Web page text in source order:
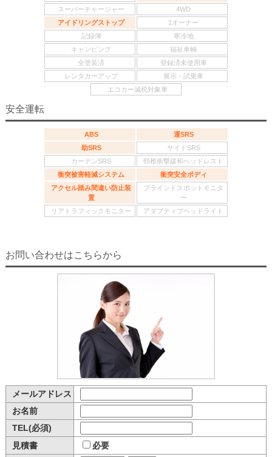
スーパーチャージャー
4WD
アイドリングストップ
1オーナー
記録簿
寒冷地
キャンピング
福祉車輌
全塗装済
登録済未使用車
レンタカーアップ
展示・試乗車
エコカー減税対象車
安全運転
ABS
運SRS
助SRS
サイドSRS
カーテンSRS
頸椎衝撃緩和ヘッドレスト
衝突被害軽減システム
衝突安全ボディ
アクセル踏み間違い防止装
置
ブラインドスポットモニタ
ー
リアトラフィックモニター
アダプティブヘッドライト
お問い合わせはこちらから
メールアドレス
お名前
TEL(必須)
見積書
必要